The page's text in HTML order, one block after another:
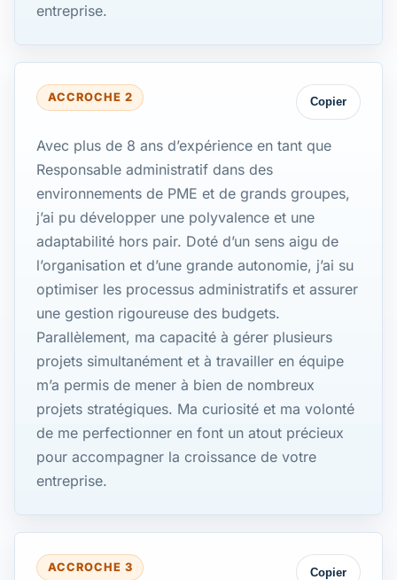
entreprise.
ACCROCHE 2 Copier
Avec plus de 8 ans d’expérience en tant que
Responsable administratif dans des
environnements de PME et de grands groupes,
j’ai pu développer une polyvalence et une
adaptabilité hors pair. Doté d’un sens aigu de
l’organisation et d’une grande autonomie, j’ai su
optimiser les processus administratifs et assurer
une gestion rigoureuse des budgets.
Parallèlement, ma capacité à gérer plusieurs
projets simultanément et à travailler en équipe
m’a permis de mener à bien de nombreux
projets stratégiques. Ma curiosité et ma volonté
de me perfectionner en font un atout précieux
pour accompagner la croissance de votre
entreprise.
ACCROCHE 3 Copier